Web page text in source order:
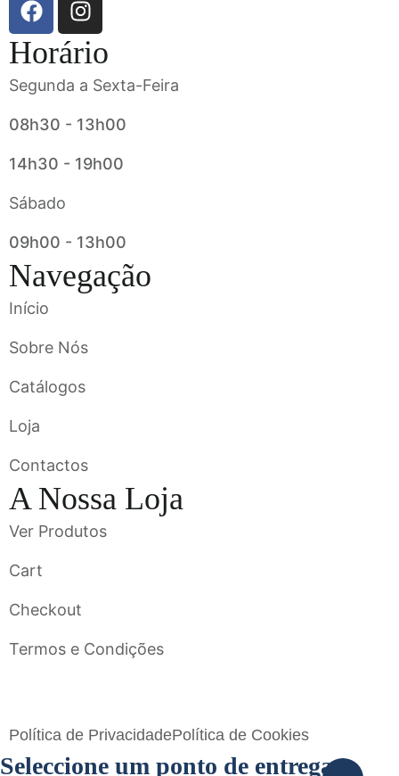
Horário
Segunda a Sexta-Feira
08h30 - 13h00
14h30 - 19h00
Sábado
09h00 - 13h00
Navegação
Início
Sobre Nós
Catálogos
Loja
Contactos
A Nossa Loja
Ver Produtos
Cart
Checkout
Termos e Condições
Política de PrivacidadePolítica de Cookies
Seleccione um ponto de entrega